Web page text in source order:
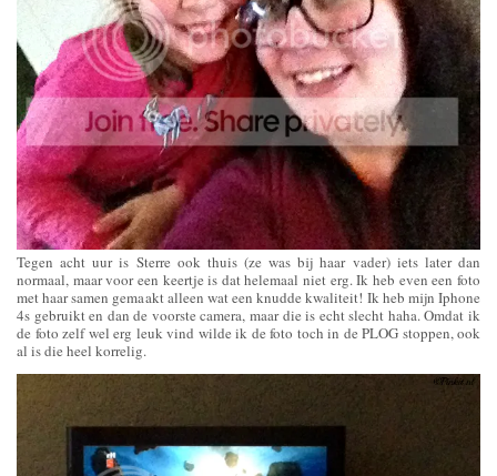
Tegen acht uur is Sterre ook thuis (ze was bij haar vader) iets later dan
normaal, maar voor een keertje is dat helemaal niet erg. Ik heb even een foto
met haar samen gemaakt alleen wat een knudde kwaliteit! Ik heb mijn Iphone
4s gebruikt en dan de voorste camera, maar die is echt slecht haha. Omdat ik
de foto zelf wel erg leuk vind wilde ik de foto toch in de PLOG stoppen, ook
al is die heel korrelig.